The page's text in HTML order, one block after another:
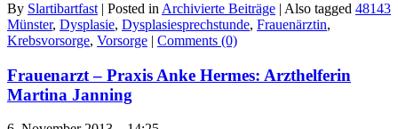
By Slartibartfast | Posted in Archivierte Beiträge | Also tagged 48143
Münster, Dysplasie, Dysplasiesprechstunde, Frauenärztin,
Krebsvorsorge, Vorsorge | Comments (0)
Frauenarzt – Praxis Anke Hermes: Arzthelferin
Martina Janning